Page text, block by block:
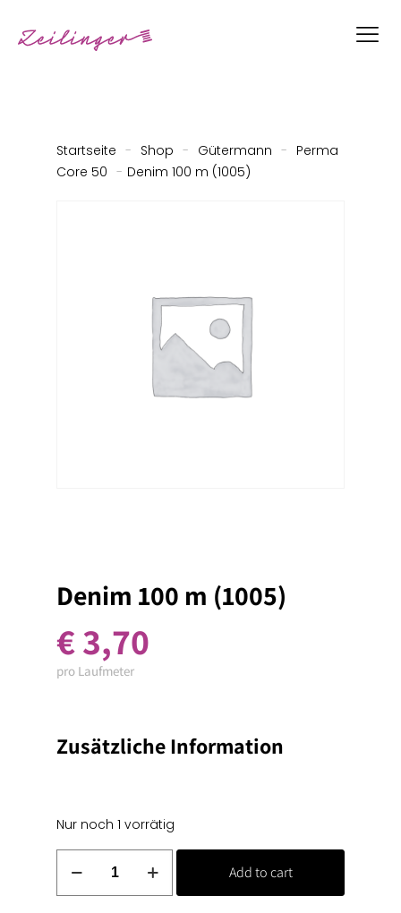
Startseite - Shop - Gütermann - Perma
Core 50 - Denim 100 m (1005)
Denim 100 m (1005)
€3,70
pro Laufmeter
Zusätzliche Information
Nur noch 1 vorrätig
m
Add to cart